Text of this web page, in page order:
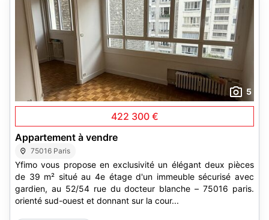
5
422 300 €
Appartement à vendre
75016 Paris
Yfimo vous propose en exclusivité un élégant deux pièces
de 39 m² situé au 4e étage d'un immeuble sécurisé avec
gardien, au 52/54 rue du docteur blanche – 75016 paris.
orienté sud-ouest et donnant sur la cour...